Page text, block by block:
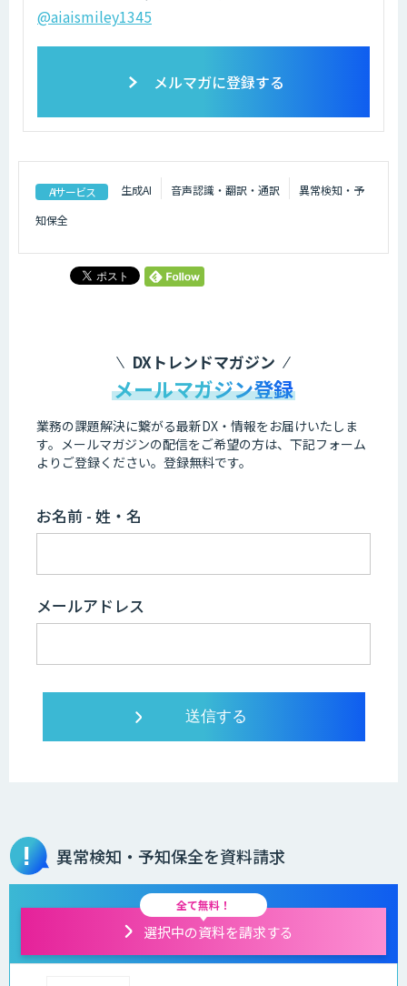
@aiaismiley1345
メルマガに登録する
AIサービス 生成AI 音声認識・翻訳・通訳
異常検知・予
知保全
DXトレンドマガジン
メールマガジン登録
業務の課題解決に繋がる最新DX・情報をお届けいたしま
す。 メールマガジンの配信をご希望の方は、下記フォーム
よりご登録ください。登録無料です。
お名前 - 姓・名
メールアドレス
異常検知・予知保全を資料請求
全て無料！
選択中の資料を請求する